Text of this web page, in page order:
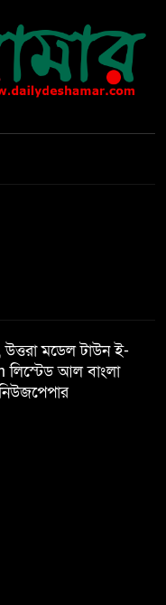
আগেই ফিরতে মরিয়া
শারীরিক অবস্থা এখনো
জামায়াতে
র‍্যালি
মডেল টাউন ই-
লিস্টেড আল বাংলা